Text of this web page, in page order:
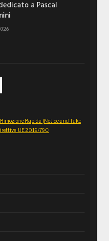
a Pascal
Rapida (Notice and Take
UE 2019/790